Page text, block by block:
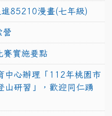
85210漫畫(七年級)
營
賽實施要點
中心辦理「112年桃園市
山研習」，歡迎同仁踴